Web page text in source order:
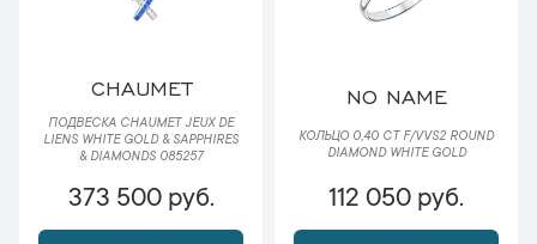
CHAUMET
ПОДВЕСКА CHAUMET JEUX DE
LIENS WHITE GOLD & SAPPHIRES
& DIAMONDS 085257
373 500 руб.
NO NAME
КОЛЬЦО 0,40 CT F/VVS2 ROUND
DIAMOND WHITE GOLD
112 050 руб.